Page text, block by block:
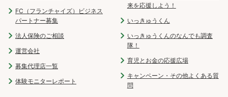
FC（フランチャイズ）ビジネス
パートナー募集
法人保険のご相談
運営会社
募集代理店一覧
体験モニターレポート
来を応援しよう！
いっきゅうくん
いっきゅうくんのなんでも調査
隊！
育児とお金の応援広場
キャンペーン・その他よくある質
問